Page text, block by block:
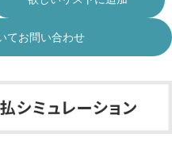
てお問い合わせ